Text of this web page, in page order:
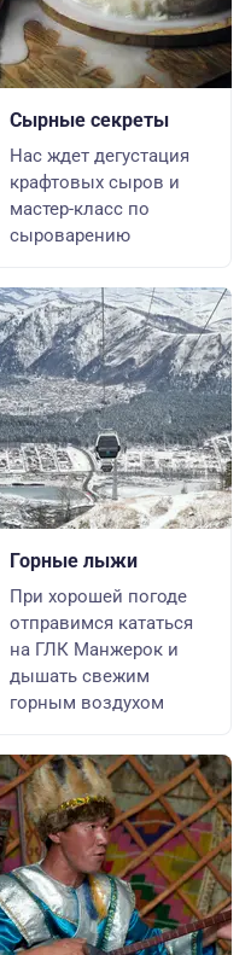
Сырные секреты
Нас ждет дегустация
крафтовых сыров и
мастер-класс по
сыроварению
Горные лыжи
При хорошей погоде
отправимся кататься
на ГЛК Манжерок и
дышать свежим
горным воздухом